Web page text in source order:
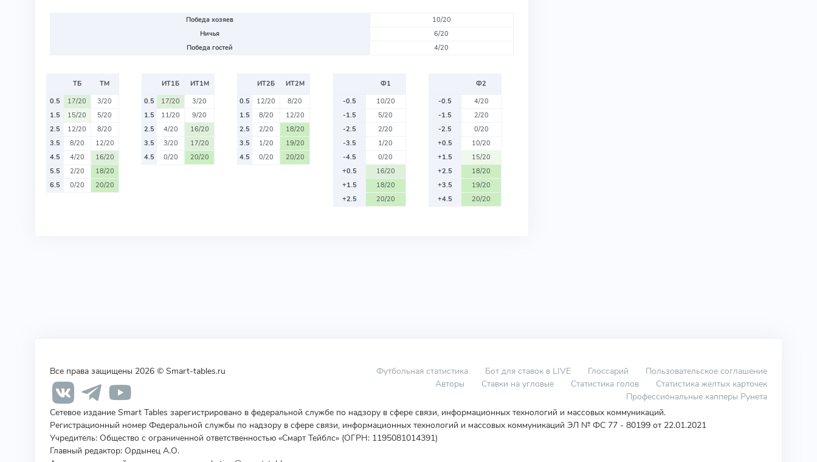
Победа хозяев
10/20
Ничья
6/20
Победа гостей
4/20
ТБ
ТМ
0.5
17/20
3/20
1.5
15/20
5/20
2.5
12/20
8/20
3.5
8/20
12/20
4.5
4/20
16/20
5.5
2/20
18/20
6.5
0/20 20/20
ИТ1Б
ИТ1М
0.5
17/20
3/20
1.5
11/20
9/20
2.5
4/20
16/20
3.5
3/20
17/20
4.5
0/20 20/20
ИТ2Б
ИТ2М
0.5
12/20
8/20
1.5
8/20
12/20
2.5
2/20
18/20
3.5
1/20
19/20
4.5
0/20 20/20
Ф1
-0.5
10/20
-1.5
5/20
-2.5
2/20
-3.5
1/20
-4.5
0/20
+0.5
16/20
+1.5
18/20
+2.5
20/20
Ф2
-0.5
4/20
-1.5
2/20
-2.5
0/20
+0.5
10/20
+1.5
15/20
+2.5
18/20
+3.5
19/20
+4.5
20/20
Все права защищены 2026 © Smart-tables.ru Футбольная статистика Бот для ставок в LIVE Глоссарий
Пользовательское соглашение
Авторы
Ставки на угловые Статистика голов
Статистика желтых карточек
Профессиональные капперы Рунета
Сетевое издание Smart Tables зарегистрировано в федеральной службе по надзору в сфере связи, информационных технологий и массовых коммуникаций.
Регистрационный номер Федеральной службы по надзору в сфере связи, информационных технологий и массовых коммуникаций ЭЛ № ФС 77 - 80199 от 22.01.2021
Учредитель: Общество с ограниченной ответственностью «Смарт Тейблс» (ОГРН: 1195081014391)
Главный редактор: Ордынец А.О.